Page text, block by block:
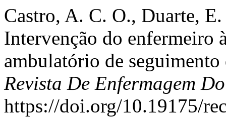
Castro, A. C. O., Duarte,
Intervenção do enfermeiro
ambulatório de
Revista De Enfermagem
https://doi.org/10.19175/